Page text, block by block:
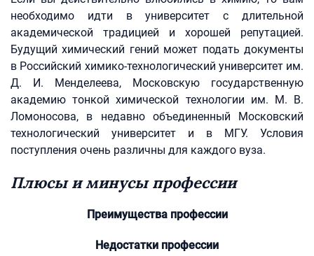
необходимо идти в университет с длительной
академической традицией и хорошей репутацией.
Будущий химический гений может подать документы
в Российский химико-технологический университет им.
Д. И. Менделеева, Московскую государственную
академию тонкой химической технологии им. М. В.
Ломоносова, в недавно объединенный Московский
технологический университет и в МГУ. Условия
поступления очень различны для каждого вуза.
Плюсы и минусы профессии
Преимущества профессии
Недостатки профессии